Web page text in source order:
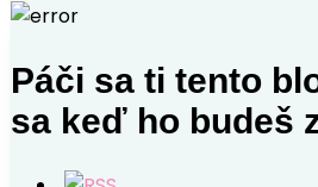
Páči sa ti tento
sa keď ho budeš